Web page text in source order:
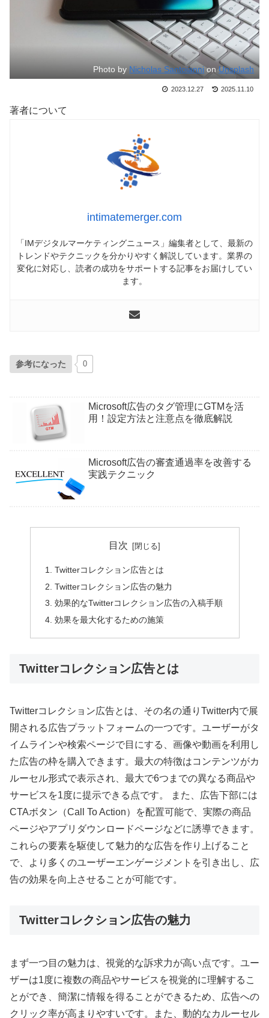
Photo by Nicholas SantoiannionUnsplash
2023.12.27 2025.11.10
著者について
intimatemerger.com
「IMデジタルマーケティングニュース」編集者として、最新の
トレンドやテクニックを分かりやすく解説しています。業界の
変化に対応し、読者の成功をサポートする記事をお届けしてい
ます。
参考になった 0
Microsoft広告のタグ管理にGTMを活
用！設定方法と注意点を徹底解説
Microsoft広告の審査通過率を改善する
実践テクニック
目次
Twitterコレクション広告とは
Twitterコレクション広告の魅力
効果的なTwitterコレクション広告の入稿手順
効果を最大化するための施策
Twitterコレクション広告とは
Twitterコレクション広告とは、その名の通りTwitter内で展
開される広告プラットフォームの一つです。ユーザーがタ
イムラインや検索ページで目にする、画像や動画を利用し
た広告の枠を購入できます。最大の特徴はコンテンツがカ
ルーセル形式で表示され、最大で6つまでの異なる商品や
サービスを1度に提示できる点です。 また、広告下部には
CTAボタン（Call To Action）を配置可能で、実際の商品
ページやアプリダウンロードページなどに誘導できます。
これらの要素を駆使して魅力的な広告を作り上げること
で、より多くのユーザーエンゲージメントを引き出し、広
告の効果を向上させることが可能です。
Twitterコレクション広告の魅力
まず一つ目の魅力は、視覚的な訴求力が高い点です。ユー
ザーは1度に複数の商品やサービスを視覚的に理解するこ
とができ、簡潔に情報を得ることができるため、広告への
クリック率が高まりやすいです。また、動的なカルーセル